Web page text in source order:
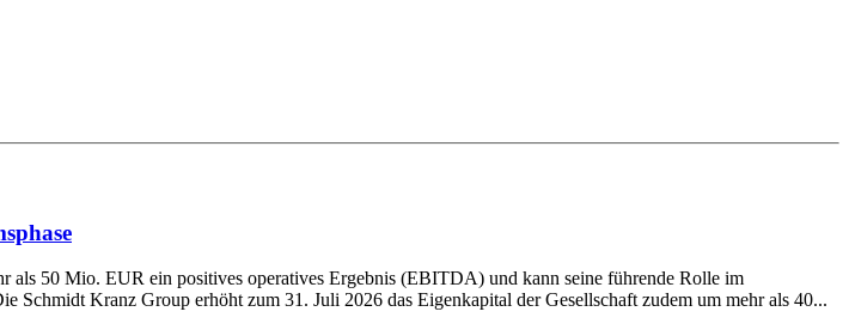
als 50 Mio. EUR ein positives operatives Ergebnis (EBITDA) und kann seine führende Rolle im
Kranz Group erhöht zum 31. Juli 2026 das Eigenkapital der Gesellschaft zudem um mehr als 40...